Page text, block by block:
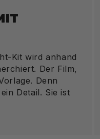
Kit wird anhand
Der Film,
Denn
Detail. Sie ist